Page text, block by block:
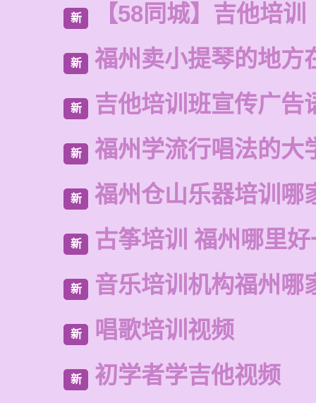
新 【58同城】吉他培训
新 福州卖小提琴的地方
新 吉他培训班宣传广告
新 福州学流行唱法的大
新 福州仓山乐器培训哪
新 古筝培训 福州哪里
新 音乐培训机构福州哪
新 唱歌培训视频
新 初学者学吉他视频